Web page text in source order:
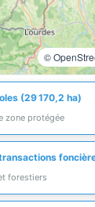
©
(29 170,2 ha)
zone protégée
forestiers